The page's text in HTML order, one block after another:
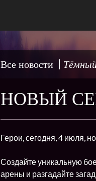
Все новости
НОВЫЙ
Герои, сегодня, 4 июля,
Создайте уникальную
арены и разгадайте